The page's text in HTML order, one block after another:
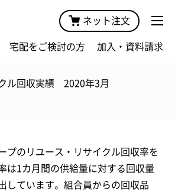
ネット注文
宅配をご検討の方 加入・資料請求
ル回収実績 2020年3月
プのリユース・リサイクル回収率を
は1カ月間の供給量に対する回収量
しています。組合員からの回収品